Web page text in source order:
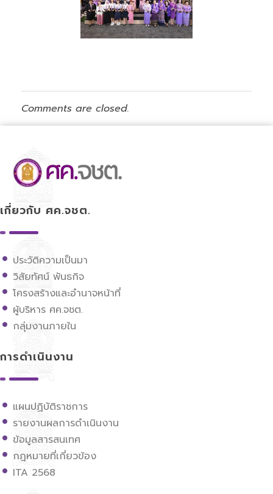
Comments are closed.
เกี่ยวกับ ศค.จชต.
ประวัติความเป็นมา
วิสัยทัศน์ พันธกิจ
โครงสร้างและอำนาจหน้าที่
ผู้บริหาร ศค.จชต.
กลุ่มงานภายใน
การดำเนินงาน
แผนปฏิบัติราชการ
รายงานผลการดำเนินงาน
ข้อมูลสารสนเทศ
กฎหมายที่เกี่ยวข้อง
ITA 2568